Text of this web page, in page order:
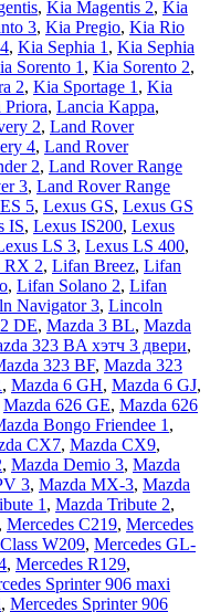
, Kia Magentis 2, Kia
3, Kia Pregio, Kia Rio
, Kia Sephia 1 , Kia Sephia
Sorento 1 , Kia Sorento 2,
2, Kia Sportage 1 , Kia
Priora, Lancia Kappa,
2, Land Rover
4, Land Rover
2, Land Rover Range
3, Land Rover Range
5, Lexus GS, Lexus GS
IS, Lexus IS200, Lexus
LS 3, Lexus LS 400,
RX 2, Lifan Breez, Lifan
, Lifan Solano 2, Lifan
Navigator 3, Lincoln
DE, Mazda 3 BL, Mazda
323 BA хэтч 3 двери,
323 BF, Mazda 323
, Mazda 6 GH, Mazda 6 GJ,
Mazda 626 GE, Mazda 626
Bongo Friendee 1 ,
CX7, Mazda CX9,
, Mazda Demio 3, Mazda
3, Mazda MX-3, Mazda
1 , Mazda Tribute 2,
, Mercedes C219, Mercedes
W209, Mercedes GL-
, Mercedes R129,
Sprinter 906 maxi
, Mercedes Sprinter 906